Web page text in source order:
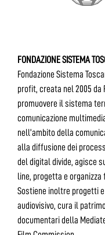
FONDAZIONE SISTEMA
Fondazione Sistema
profit, creata nel 2005 da
promuovere il sistema
comunicazione
nell’ambito della
alla diffusione dei
del digital divide, agisce
line, progetta e
Sostiene inoltre progetti
audiovisivo, cura il
documentari della